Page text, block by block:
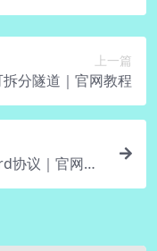
上一篇
分隧道｜官网教程
协议｜官网默